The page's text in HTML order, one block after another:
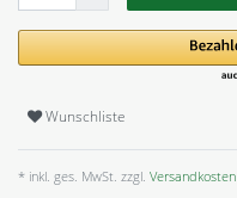
Wunschliste
* inkl. ges. MwSt. zzgl. Versandkosten